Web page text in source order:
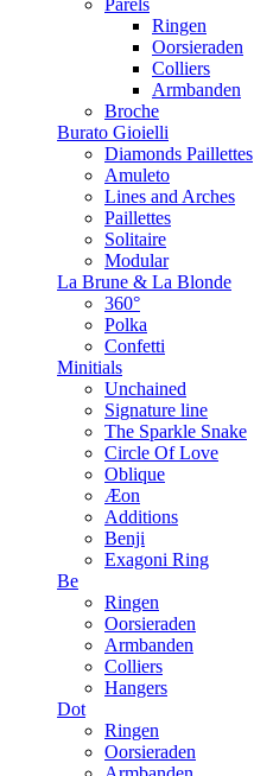
Parels
Ringen
Oorsieraden
Colliers
Armbanden
Broche
Burato Gioielli
Diamonds Paillettes
Amuleto
Lines and Arches
Paillettes
Solitaire
Modular
La Brune & La Blonde
360°
Polka
Confetti
Minitials
Unchained
Signature line
The Sparkle Snake
Circle Of Love
Oblique
Æon
Additions
Benji
Exagoni Ring
Be
Ringen
Oorsieraden
Armbanden
Colliers
Hangers
Dot
Ringen
Oorsieraden